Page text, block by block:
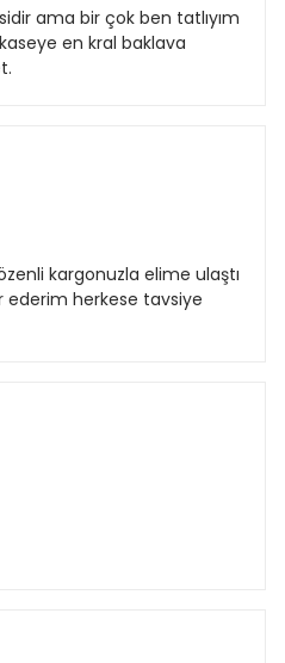
ama bir çok ben tatlıyım
en kral baklava
kargonuzla elime ulaştı
ederim herkese tavsiye